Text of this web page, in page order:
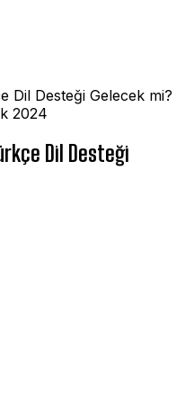
Dil Desteği Gelecek mi?
2024
Dil Desteği